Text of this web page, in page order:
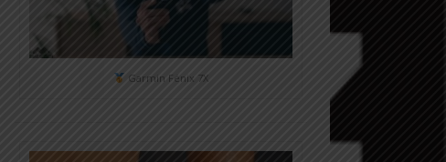
Garmin Fénix 7X